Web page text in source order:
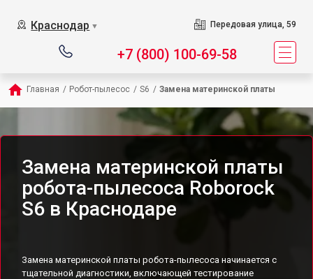
Краснодар ▼ Передовая улица, 59
+7 (800) 100-69-58
Главная / Робот-пылесос / S6 / Замена материнской платы
Замена материнской платы
робота-пылесоса Roborock
S6 в Краснодаре
Замена материнской платы робота-пылесоса начинается с
тщательной диагностики, включающей тестирование